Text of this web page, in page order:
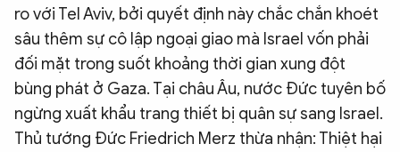
ro với Tel Aviv, bởi quyết định này chắc chắn khoét
sâu thêm sự cô lập ngoại giao mà Israel vốn phải
đối mặt trong suốt khoảng thời gian xung đột
bùng phát ở Gaza. Tại châu Âu, nước Đức tuyên bố
ngừng xuất khẩu trang thiết bị quân sự sang Israel.
Thủ tướng Đức Friedrich Merz thừa nhận: Thiệt hại